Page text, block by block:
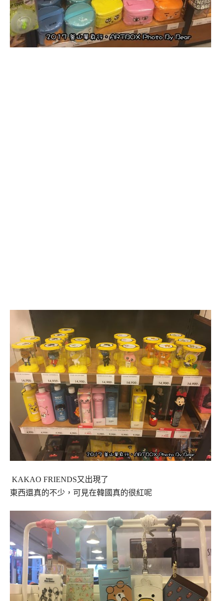
KAKAO FRIENDS又出現了
東西還真的不少，可見在韓國真的很紅呢